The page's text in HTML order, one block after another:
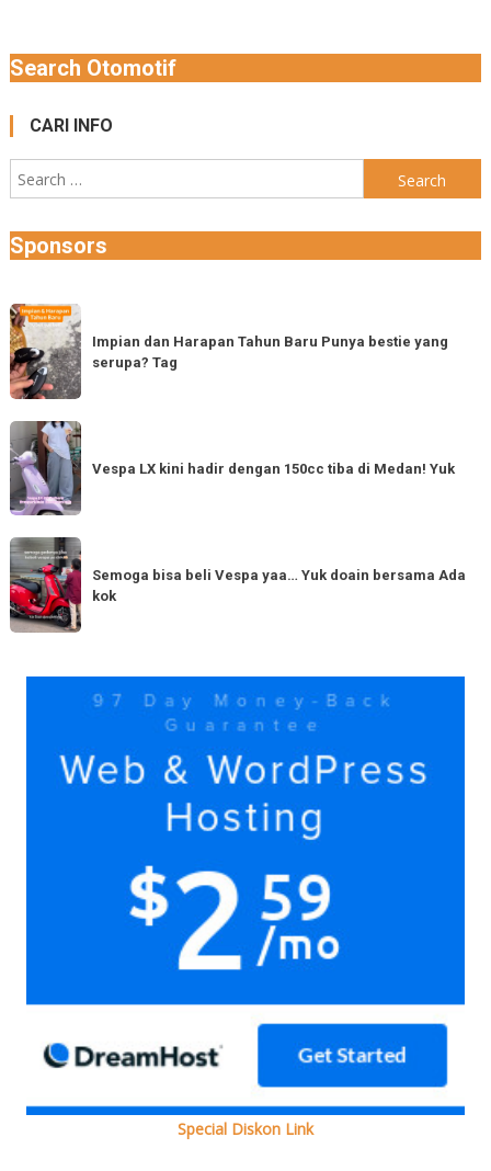
Search Otomotif
CARI INFO
Search
for:
Sponsors
Impian
dan
Harapan
Tahun
Baru
Punya
bestie
yang
Tag
Impian dan Harapan Tahun Baru Punya bestie yang
serupa? Tag
Vespa
LX
kini
hadir
dengan
150cc
tiba
di
Vespa LX kini hadir dengan 150cc tiba di Medan! Yuk
Semoga
bisa
beli
Vespa
Yuk
Semoga bisa beli Vespa yaa… Yuk doain bersama Ada
kok
Special Diskon Link